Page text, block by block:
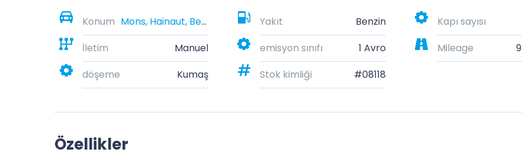
Konum Mons, Hainaut, Belgique Yakıt Benzin Kapı sayısı
İletim
Manuel emisyon sınıfı 1 Avro Mileage
döşeme
Kumaş Stok kimliği #08118
Özellikler